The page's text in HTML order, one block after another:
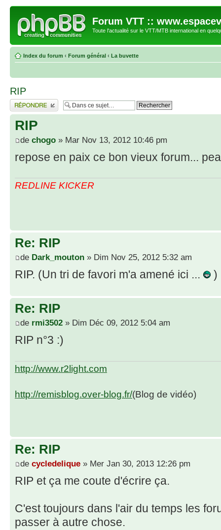
Forum VTT ::
Toute l'actualité sur le VTT/MTB international en
Index du forum ‹ Forum général ‹ La buvette
RIP
Répondre
RIP
de chogo » Mar Nov 13, 2012 10:46 pm
repose en paix ce bon vieux forum...
REDLINE KICKER
Re: RIP
de Dark_mouton » Dim Nov 25, 2012 5:32 am
RIP. (Un tri de favori m'a amené ici ... )
Re: RIP
de rmi3502 » Dim Déc 09, 2012 5:04 am
RIP n°3 :)
http://www.r2light.com
http://remisblog.over-blog.fr/(Blog de vidéo)
Re: RIP
de cycledelique » Mer Jan 30, 2013 12:26 pm
RIP et ça me coute d'écrire ça.
C'est toujours dans l'air du temps les
passer à autre chose.